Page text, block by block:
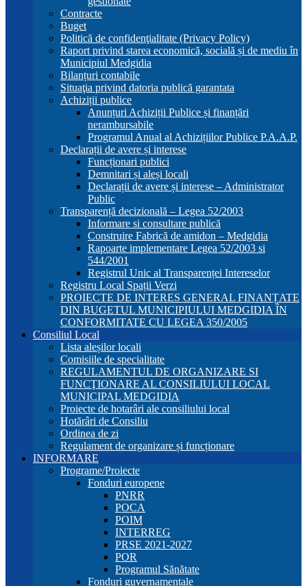
Contracte
Buget
Politică de confidenţialitate (Privacy Policy)
Raport privind starea economică, socială și de mediu în
Municipiul Medgidia
Bilanțuri contabile
Situaţia privind datoria publică garantata
Achiziții publice
Anunțuri Achiziții Publice și finanțări
nerambursabile
Programul Anual al Achizițiilor Publice P.A.A.P.
Declarații de avere și interese
Funcționari publici
Demnitari și aleși locali
Declarații de avere și interese – Administrator
Public
Transparență decizională – Legea 52/2003
Informare si consultare publică
Construire Fabrică de amidon – Medgidia
Rapoarte implementare Legea 52/2003 si
544/2001
Registrul Unic al Transparenței Intereselor
Registru Local Spații Verzi
PROIECTE DE INTERES GENERAL FINANȚATE
DIN BUGETUL MUNICIPIULUI MEDGIDIA ÎN
CONFORMITATE CU LEGEA 350/2005
Consiliul Local
Lista aleșilor locali
Comisiile de specialitate
REGULAMENTUL DE ORGANIZARE SI
FUNCŢIONARE AL CONSILIULUI LOCAL
MUNICIPAL MEDGIDIA
Proiecte de hotarâri ale consiliului local
Hotărâri de Consiliu
Ordinea de zi
Regulament de organizare și funcționare
INFORMARE
Programe/Proiecte
Fonduri europene
PNRR
POCA
POIM
INTERREG
PRSE 2021-2027
POR
Programul Sănătate
Fonduri guvernamentale